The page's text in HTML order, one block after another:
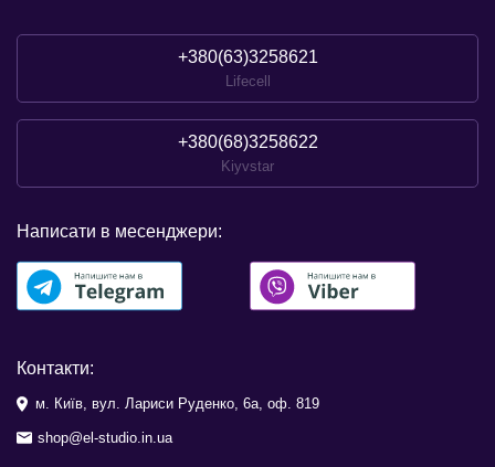
+380(63)3258621
Lifecell
+380(68)3258622
Kiyvstar
Написати в месенджери:
Контакти:
м. Київ, вул. Лариси Руденко, 6а, оф. 819
shop@el-studio.in.ua